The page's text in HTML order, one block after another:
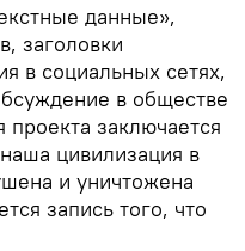
данные»,
заголовки
в социальных сетях,
в обществе
заключается
цивилизация в
и уничтожена
запись того, что